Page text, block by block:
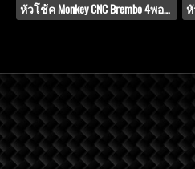
หัวโช้ค Monkey CNC Brembo 4พอท 100 มิล